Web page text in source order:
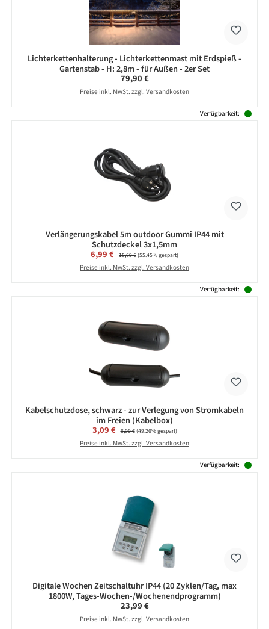
Lichterkettenhalterung - Lichterkettenmast mit Erdspieß -
Gartenstab - H: 2,8m - für Außen - 2er Set
Regulärer Preis:
79,90 €
Preise inkl. MwSt. zzgl. Versandkosten
Verfügbarkeit:
Verlängerungskabel 5m outdoor Gummi IP44 mit
Schutzdeckel 3x1,5mm
Verkaufspreis:
6,99 € Regulärer Preis:
15,69 €(55.45% gespart)
Preise inkl. MwSt. zzgl. Versandkosten
Verfügbarkeit:
Kabelschutzdose, schwarz - zur Verlegung von Stromkabeln
im Freien (Kabelbox)
Verkaufspreis:
3,09 € Regulärer Preis:
6,09 €(49.26% gespart)
Preise inkl. MwSt. zzgl. Versandkosten
Verfügbarkeit:
Digitale Wochen Zeitschaltuhr IP44 (20 Zyklen/Tag, max
1800W, Tages-Wochen-/Wochenendprogramm)
Regulärer Preis:
23,99 €
Preise inkl. MwSt. zzgl. Versandkosten